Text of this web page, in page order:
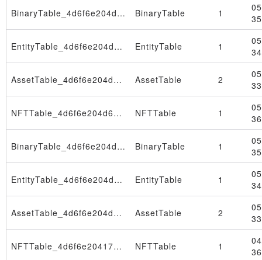
Block
BinaryTable_4d6f6e204d61792031312030393a33333a3136205453542032303236 BinaryTable 1
EntityTable_4d6f6e204d61792031312030393a33333a3136205453542032303236 EntityTable 1
AssetTable_4d6f6e204d61792031312030393a33333a3136205453542032303236 AssetTable 2
NFTTable_4d6f6e204d61792020342030393a33333a3034205453542032303236 NFTTable 1
BinaryTable_4d6f6e204d61792020342030393a33333a3034205453542032303236 BinaryTable 1
EntityTable_4d6f6e204d61792020342030393a33333a3034205453542032303236 EntityTable 1
AssetTable_4d6f6e204d61792020342030393a33333a3034205453542032303236 AssetTable 2
NFTTable_4d6f6e204170722032372030393a33323a3537205453542032303236 NFTTable 1